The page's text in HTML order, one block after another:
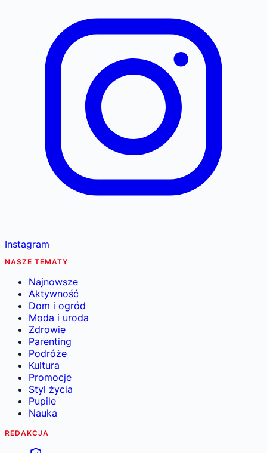
Instagram
NASZE TEMATY
Najnowsze
Aktywność
Dom i ogród
Moda i uroda
Zdrowie
Parenting
Podróże
Kultura
Promocje
Styl życia
Pupile
Nauka
REDAKCJA